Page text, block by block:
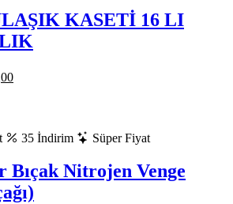
KASETİ 16 LI
Şu
35 İndirim Süper Fiyat
Bıçak Nitrojen Venge